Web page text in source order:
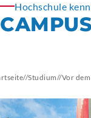
Hochschule
//Studium//Vor